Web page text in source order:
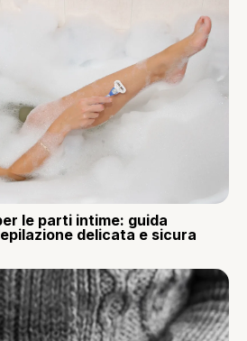
le parti intime: guida
delicata e sicura